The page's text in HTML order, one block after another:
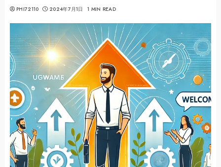
PHI72110 2024年7月1日 1 MIN READ